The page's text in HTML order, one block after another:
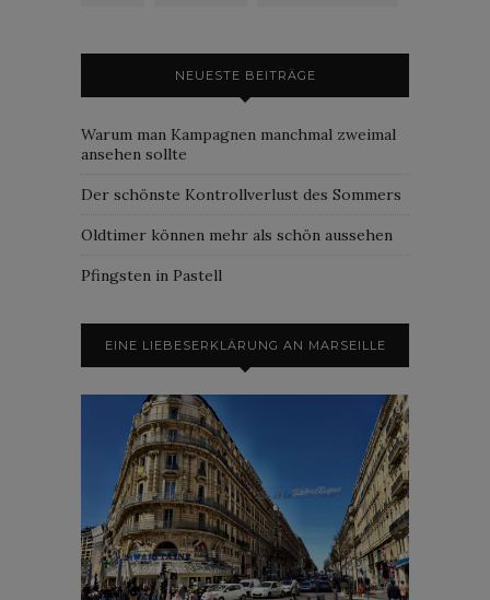
NEUESTE BEITRÄGE
Warum man Kampagnen manchmal zweimal
ansehen sollte
Der schönste Kontrollverlust des Sommers
Oldtimer können mehr als schön aussehen
Pfingsten in Pastell
EINE LIEBESERKLÄRUNG AN MARSEILLE